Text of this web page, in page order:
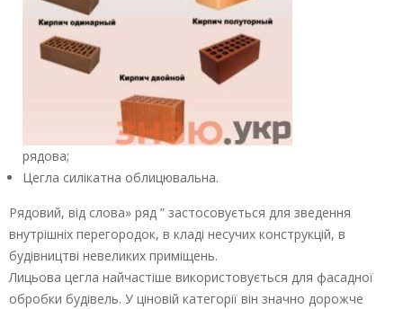
рядова;
Цегла силікатна облицювальна.
Рядовий, від слова» ряд ” застосовується для зведення
внутрішніх перегородок, в кладі несучих конструкцій, в
будівництві невеликих приміщень.
Лицьова цегла найчастіше використовується для фасадної
обробки будівель. У ціновій категорії він значно дорожче